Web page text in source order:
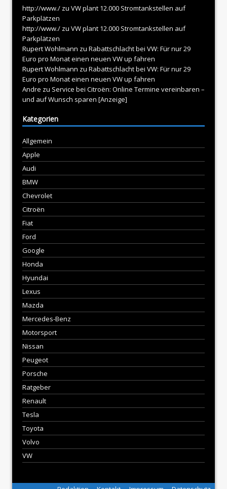
http://www./ zu VW plant 12.000 Stromtankstellen auf
Parkplätzen
http://www./ zu VW plant 12.000 Stromtankstellen auf
Parkplätzen
Rupert Wohlmann zu Rabattschlacht bei VW: Für nur 29
Euro pro Monat einen neuen VW up fahren
Rupert Wohlmann zu Rabattschlacht bei VW: Für nur 29
Euro pro Monat einen neuen VW up fahren
Andre zu Service bei Citroën: Online Termine vereinbaren –
und auf Wunsch sparen [Anzeige]
Kategorien
Allgemein
Apple
Audi
BMW
Chevrolet
Citroën
Fiat
Ford
Google
Honda
Hyundai
Lexus
Mazda
Mercedes-Benz
Motorsport
Nissan
Peugeot
Porsche
Ratgeber
Renault
Tesla
Toyota
Volvo
VW